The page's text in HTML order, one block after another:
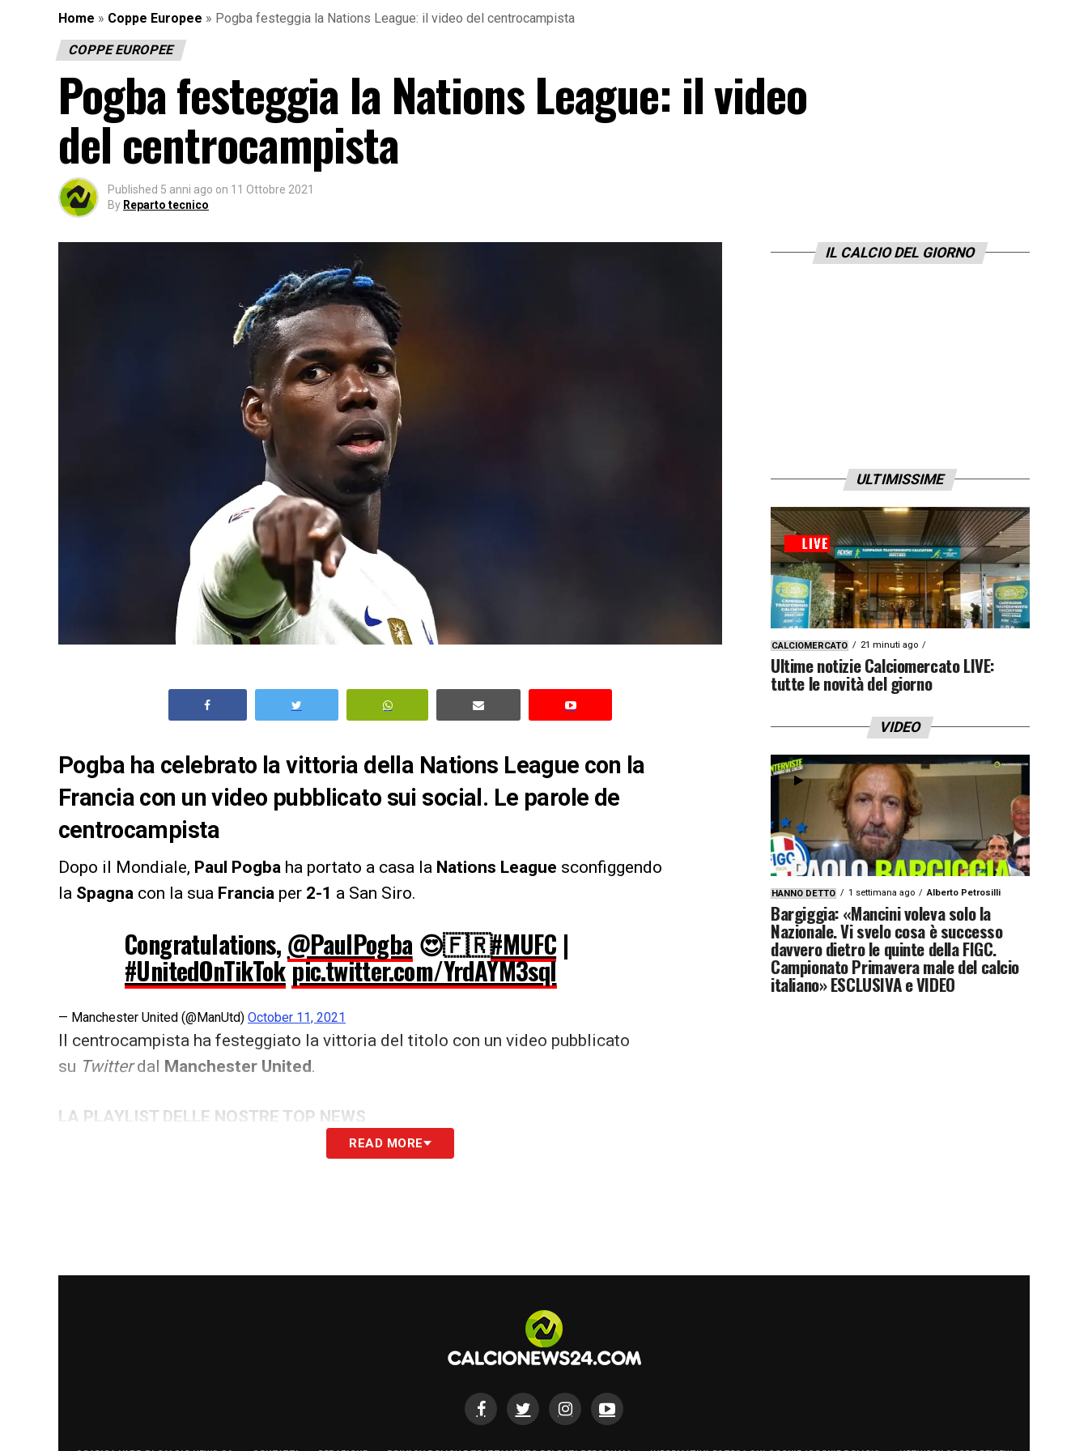
Home » Coppe Europee » Pogba festeggia la Nations League: il video del centrocampista
COPPE EUROPEE
Pogba festeggia la Nations League: il video
del centrocampista
Published 5 anni ago on 11 Ottobre 2021
By Reparto tecnico
Pogba ha celebrato la vittoria della Nations League con la
Francia con un video pubblicato sui social. Le parole de
centrocampista
Dopo il Mondiale, Paul Pogba ha portato a casa la Nations League sconfiggendo
la Spagna con la sua Francia per 2-1 a San Siro.
Congratulations, @PaulPogba 😍🇫🇷#MUFC |
#UnitedOnTikTokpic.twitter.com/YrdAYM3sql
— Manchester United (@ManUtd) October 11, 2021
Il centrocampista ha festeggiato la vittoria del titolo con un video pubblicato
su Twitterdal Manchester United.
LA PLAYLIST DELLE NOSTRE TOP NEWS
READ MORE
IL CALCIO DEL GIORNO
ULTIMISSIME
CALCIOMERCATO 21 minuti ago
Ultime notizie Calciomercato LIVE:
tutte le novità del giorno
VIDEO
HANNO DETTO 1 settimana ago Alberto Petrosilli
Bargiggia: «Mancini voleva solo la
Nazionale. Vi svelo cosa è successo
davvero dietro le quinte della FIGC.
Campionato Primavera male del calcio
italiano» ESCLUSIVA e VIDEO